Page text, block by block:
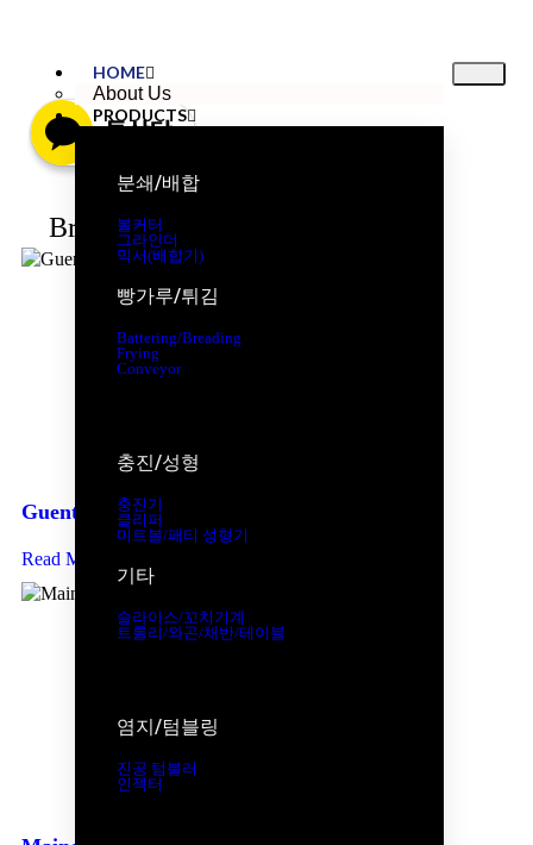
HOME
About Us
PRODUCTS
분쇄/배합
볼커터
그라인더
믹서(배합기)
빵가루/튀김
Battering/Breading
Frying
Conveyor
충진/성형
충진기
클리퍼
미트볼/패티 성형기
기타
슬라이스/꼬치기계
트롤리/와곤/채반/테이블
염지/텀블링
진공 텀블러
인젝터
Brand New
Guenther PI-17~52 인젝터
Read More